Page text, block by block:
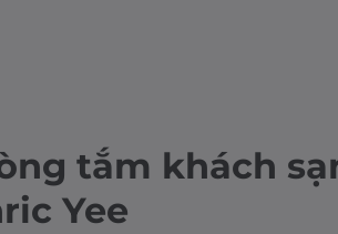
tắm khách
Yee